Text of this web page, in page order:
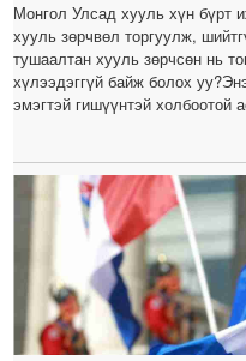
Монгол Улсад хууль хүн бүрт
хууль зөрчвөл торгуулж,
тушаалтан хууль зөрчсөн нь
хүлээдэггүй байж болох
эмэгтэй гишүүнтэй холбоотой